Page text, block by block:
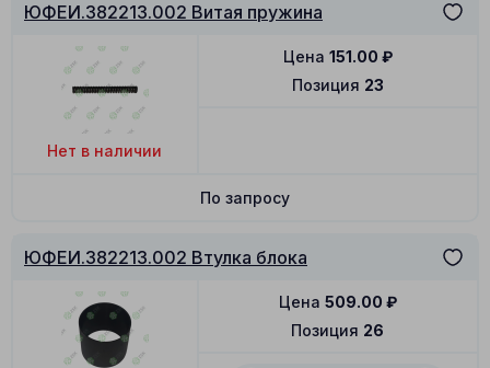
ЮФЕИ.382213.002 Витая пружина
Нет в наличии
Позиция 23
Цена 151.00 ₽
По запросу
ЮФЕИ.382213.002 Втулка блока
Позиция 26
Цена 509.00 ₽